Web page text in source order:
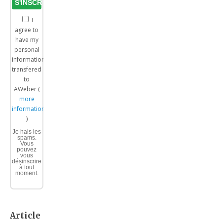
I
agree to
have my
personal
information
transfered
to
AWeber (
more
information
)
Je hais les
spams.
Vous
pouvez
vous
désinscrire
à tout
moment.
Article